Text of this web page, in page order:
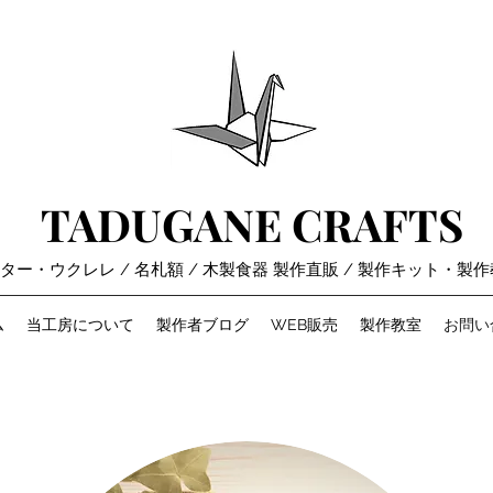
TADUGANE CRAFTS
ー・ウクレレ / 名札額 / 木製食器 製作直販 / 製作キット・製作
当工房について 製作者ブログ WEB販売 製作教室 お問